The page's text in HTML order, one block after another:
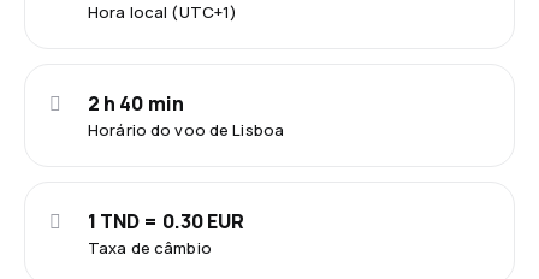
Hora local (UTC+1)
Horário do voo de Lisboa
2 h 40 min
Taxa de câmbio
1 TND = 0.30 EUR